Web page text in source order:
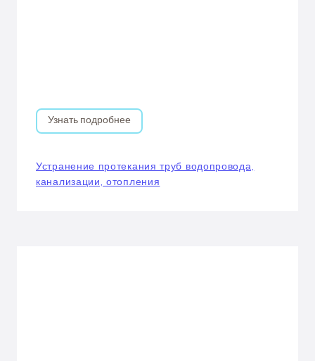
Узнать подробнее
Устранение протекания труб водопровода,
канализации, отопления